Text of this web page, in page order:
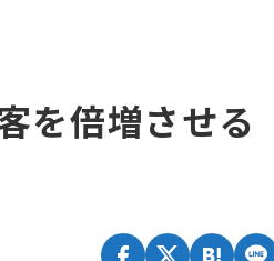
を倍増させる